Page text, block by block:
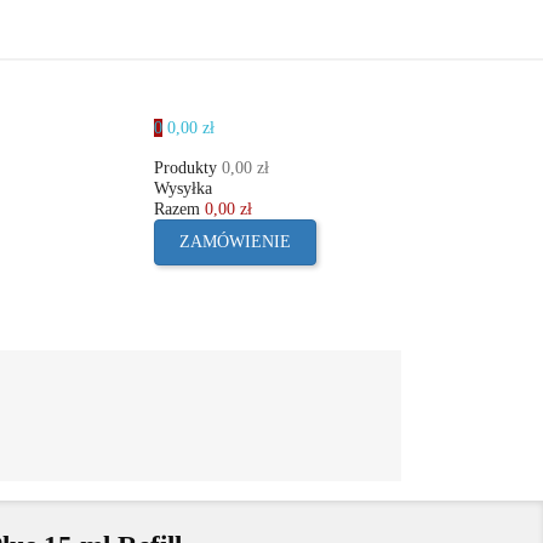
0 0,00 zł
Produkty 0,00 zł
Wysyłka
Razem 0,00 zł
ZAMÓWIENIE